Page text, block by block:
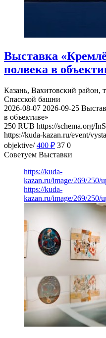
Выставка
полвека в
Казань, Вахитовский район,
Спасской башни
2026-08-07 2026-09-25
в объективе»
250 RUB https://schema.org/
https://kuda-kazan.ru/event/
objektive/ 400 ₽ 37 0
Советуем Выставки
https://kuda-
kazan.ru/image/269/250/
https://kuda-
kazan.ru/image/269/250/